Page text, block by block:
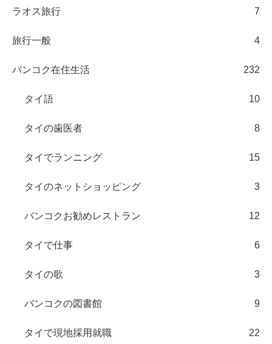
ラオス旅行 7
旅行一般 4
バンコク在住生活 232
タイ語 10
タイの歯医者 8
タイでランニング 15
タイのネットショッピング 3
バンコクお勧めレストラン 12
タイで仕事 6
タイの歌 3
バンコクの図書館 9
タイで現地採用就職 22